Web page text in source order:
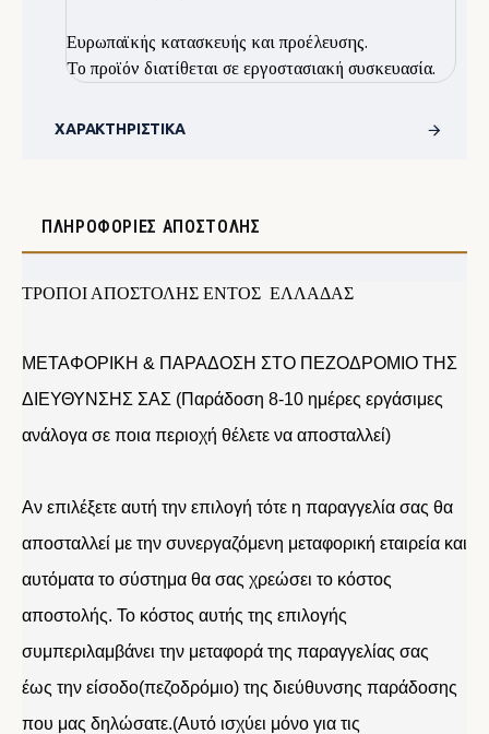
Ευρωπαϊκής κατασκευής και προέλευσης.
Το προϊόν διατίθεται σε εργοστασιακή συσκευασία.
ΧΑΡΑΚΤΗΡΙΣΤΙΚΆ
ΠΛΗΡΟΦΟΡΊΕΣ ΑΠΟΣΤΟΛΉΣ
ΤΡΟΠΟΙ ΑΠΟΣΤΟΛΗΣ ΕΝΤΟΣ ΕΛΛΑΔΑΣ
ΜΕΤΑΦΟΡΙΚΗ & ΠΑΡΑΔΟΣΗ ΣΤΟ ΠΕΖΟΔΡΟΜΙΟ ΤΗΣ
ΔΙΕΥΘΥΝΣΗΣ ΣΑΣ (Παράδοση 8-10 ημέρες εργάσιμες
ανάλογα σε ποια περιοχή θέλετε να αποσταλλεί)
Αν επιλέξετε αυτή την επιλογή τότε η παραγγελία σας θα
αποσταλλεί με την συνεργαζόμενη μεταφορική εταιρεία και
αυτόματα το σύστημα θα σας χρεώσει το κόστος
αποστολής. Το κόστος αυτής της επιλογής
συμπεριλαμβάνει την μεταφορά της παραγγελίας σας
έως την είσοδο(πεζοδρόμιο) της διεύθυνσης παράδοσης
που μας δηλώσατε.(Αυτό ισχύει μόνο για τις